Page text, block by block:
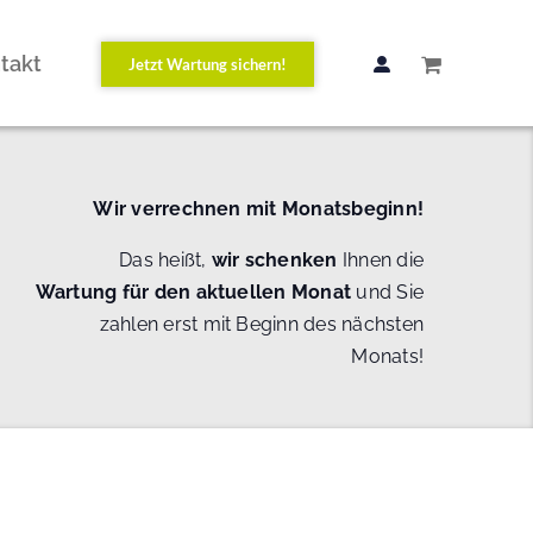
Jetzt Wartung sichern!
Wir verrechnen mit Monatsbeginn!
Das heißt, wir schenken Ihnen die
Wartung für den aktuellen Monat und Sie
zahlen erst mit Beginn des nächsten
Monats!